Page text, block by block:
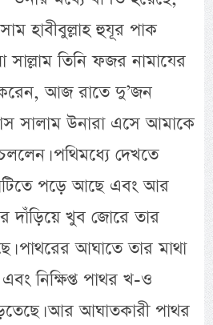
হাবীবুল্লাহ হুযূর পাক
সাল্লাম তিনি ফজর নামাযের
আজ রাতে দু’জন
সালাম উনারা এসে আমাকে
পথিমধ্যে দেখতে
পড়ে আছে এবং আর
দাঁড়িয়ে খুব জোরে তার
পাথরের আঘাতে তার মাথা
এবং নিক্ষিপ্ত পাথর খ-ও
আর আঘাতকারী পাথর